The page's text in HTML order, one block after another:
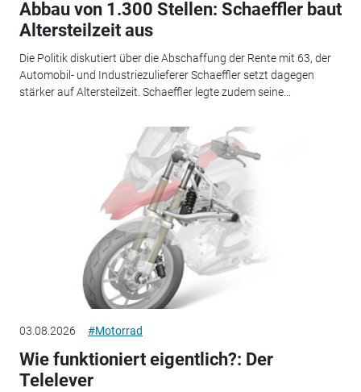
Abbau von 1.300 Stellen: Schaeffler baut
Altersteilzeit aus
Die Politik diskutiert über die Abschaffung der Rente mit 63, der
Automobil- und Industriezulieferer Schaeffler setzt dagegen
stärker auf Altersteilzeit. Schaeffler legte zudem seine...
03.08.2026 #Motorrad
Wie funktioniert eigentlich?: Der
Telelever